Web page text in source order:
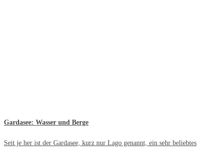
Gardasee: Wasser und Berge
Seit je her ist der Gardasee, kurz nur Lago genannt, ein sehr beliebtes